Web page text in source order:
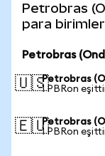
Petrobras
para
Petrobras
🇺🇸Petrobras
1 PBRon
🇪🇺Petrobras
1 PBRon